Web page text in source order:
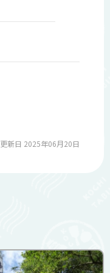
更新日 2025年06月20日